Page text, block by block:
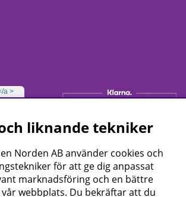
a >
liknande tekniker
Norden AB använder cookies och
för att ge dig anpassat
marknadsföring och en bättre
vår webbplats. Du bekräftar att du